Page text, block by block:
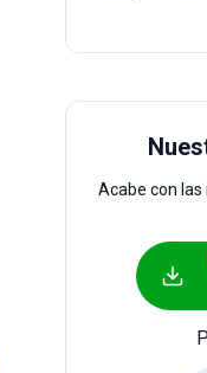
Acabe con